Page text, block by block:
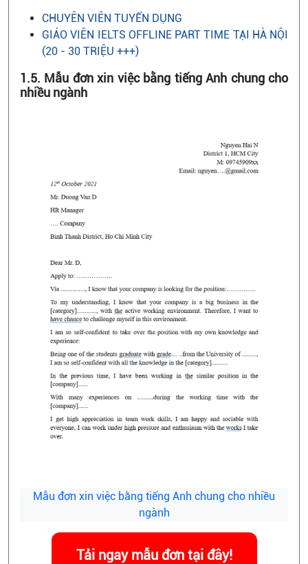
CHUYÊN VIÊN TUYỂN DỤNG
GIÁO VIÊN IELTS OFFLINE PART TIME TẠI HÀ NỘI
(20 - 30 TRIỆU +++)
1.5. Mẫu đơn xin việc bằng tiếng Anh chung cho
nhiều ngành
Mẫu đơn xin việc bằng tiếng Anh chung cho nhiều
ngành
Tải ngay mẫu đơn tại đây!